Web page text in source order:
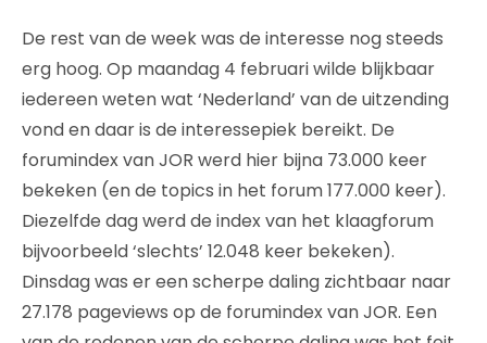
De rest van de week was de interesse nog steeds
erg hoog. Op maandag 4 februari wilde blijkbaar
iedereen weten wat ‘Nederland’ van de uitzending
vond en daar is de interessepiek bereikt. De
forumindex van JOR werd hier bijna 73.000 keer
bekeken (en de topics in het forum 177.000 keer).
Diezelfde dag werd de index van het klaagforum
bijvoorbeeld ‘slechts’ 12.048 keer bekeken).
Dinsdag was er een scherpe daling zichtbaar naar
27.178 pageviews op de forumindex van JOR. Een